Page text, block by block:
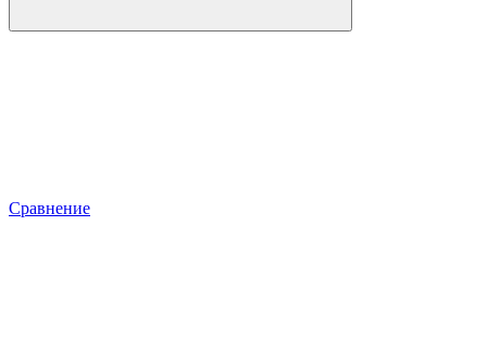
Сравнение